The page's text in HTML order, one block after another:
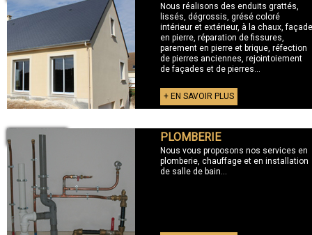
Nous réalisons des enduits grattés,
lissés, dégrossis, grésé coloré
intérieur et extérieur, à la chaux, façade
en pierre, réparation de fissures,
parement en pierre et brique, réfection
de pierres anciennes, rejointoiement
de façades et de pierres...
+ EN SAVOIR PLUS
+ PLOMBERIE PLOMBERIE
Nous vous proposons nos services en
plomberie, chauffage et en installation
de salle de bain...